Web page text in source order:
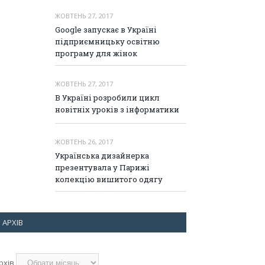
ЖОВТЕНЬ 27, 2017
Google запускає в Україні
підприємницьку освітню
програму для жінок
ЖОВТЕНЬ 27, 2017
В Україні розробили цикл
новітніх уроків з інформатики
ЖОВТЕНЬ 26, 2017
Українська дизайнерка
презентувала у Парижі
колекцію вишитого одягу
АРХІВ